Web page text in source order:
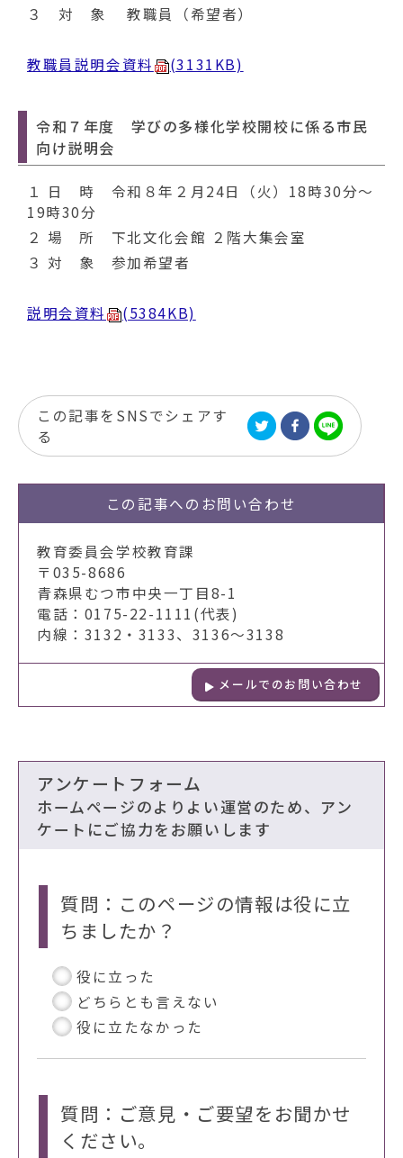
３ 対 象 教職員（希望者）
教職員説明会資料 (3131KB)
令和７年度 学びの多様化学校開校に係る市民
向け説明会
１ 日 時 令和８年２月24日（火）18時30分～
19時30分
２ 場 所 下北文化会館 ２階大集会室
３ 対 象 参加希望者
説明会資料 (5384KB)
この記事をSNSでシェアす
る
この記事への お問い合わせ
教育委員会学校教育課
〒035-8686
青森県むつ市中央一丁目8-1
電話：0175-22-1111(代表)
内線：3132・3133、3136～3138
メールでのお問い合わせ
アンケートフォーム
ホームページのよりよい運営のため、アン
ケートにご協力をお願いします
質問：このページの情報は役に立
ちましたか？
役に立った
どちらとも言えない
役に立たなかった
質問：ご意見・ご要望をお聞かせ
ください。